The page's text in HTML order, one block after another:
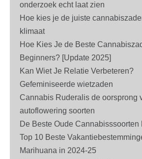
onderzoek echt laat zien
Hoe kies je de juiste
klimaat
Hoe Kies Je de Beste
Beginners? [Update 2025]
Kan Wiet Je Relatie Verbeteren?
Gefeminiseerde wietzaden
Cannabis Ruderalis de oorsprong
autoflowering soorten
De Beste Oude Cannabisssoorten
Top 10 Beste
Marihuana in 2024-25